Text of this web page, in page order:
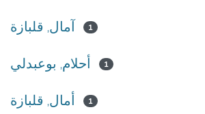
آمال, قلبازة 1
أحلام, بوعبدلي 1
أمال, قلبازة 1